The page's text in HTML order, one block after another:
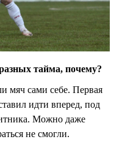
тайма, почему?
мяч сами себе. Первая
идти вперед, под
Можно даже
не смогли.